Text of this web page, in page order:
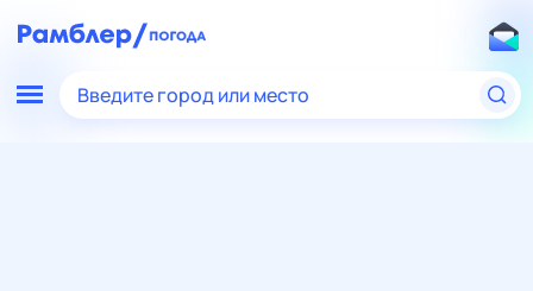
Введите город или место